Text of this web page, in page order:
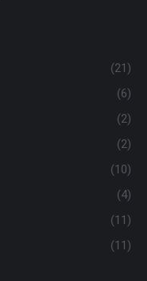
(21)
(6)
(2)
(2)
(10)
(4)
(11)
(11)